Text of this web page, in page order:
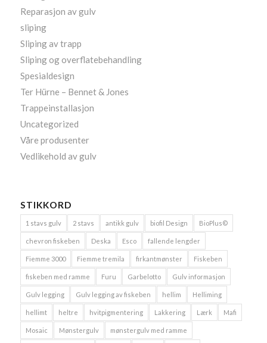
Reparasjon av gulv
sliping
Sliping av trapp
Sliping og overflatebehandling
Spesialdesign
Ter Hürne – Bennet & Jones
Trappeinstallasjon
Uncategorized
Våre produsenter
Vedlikehold av gulv
STIKKORD
1 stavs gulv 2 stavs antikk gulv biofil Design BioPlus©
chevron fiskeben Deska Esco fallende lengder
Fiemme 3000 Fiemme tremila firkantmønster Fiskeben
fiskeben med ramme Furu Garbelotto Gulv informasjon
Gulv legging Gulv legging av fiskeben hellim Helliming
hellimt heltre hvitpigmentering Lakkering Lærk Mafi
Mosaic Mønstergulv mønstergulv med ramme